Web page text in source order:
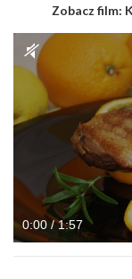
Zobacz film:
0:00 / 1:57